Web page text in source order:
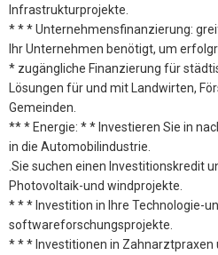
Infrastrukturprojekte.
* * * Unternehmensfinanzierung:
Ihr Unternehmen benötigt, um
* zugängliche Finanzierung für
Lösungen für und mit Landwirten,
Gemeinden.
** * Energie: * * Investieren Sie in
in die Automobilindustrie.
.Sie suchen einen Investitionskredit
Photovoltaik-und windprojekte.
* * * Investition in Ihre Technologie-
softwareforschungsprojekte.
* * * Investitionen in Zahnarztpraxen